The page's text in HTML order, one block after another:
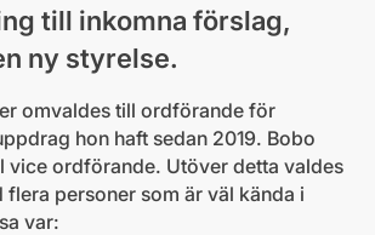
till inkomna förslag,
ny styrelse.
omvaldes till ordförande för
hon haft sedan 2019. Bobo
vice ordförande. Utöver detta valdes
flera personer som är väl kända i
var: